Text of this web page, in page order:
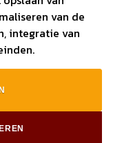
van de
integratie van